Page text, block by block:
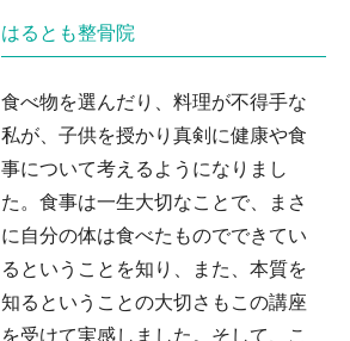
はるとも整骨院
食べ物を選んだり、料理が不得手な
私が、子供を授かり真剣に健康や食
事について考えるようになりまし
た。食事は一生大切なことで、まさ
に自分の体は食べたものでできてい
るということを知り、また、本質を
知るということの大切さもこの講座
を受けて実感しました。そして、こ